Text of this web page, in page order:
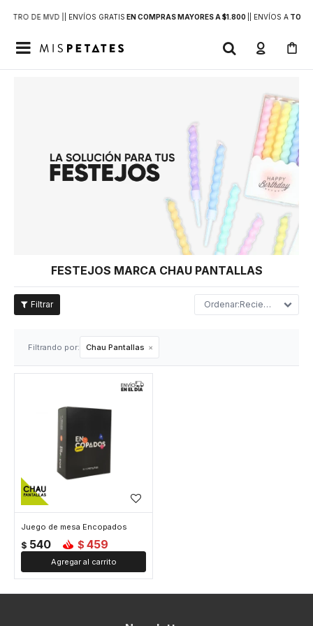
DE MVD | | ENVÍOS GRATIS EN COMPRAS MAYORES A $1.800 | ENVÍOS ATODO

FESTEJOS MARCA CHAU PANTALLAS
Recientes
Filtrando por: Chau Pantallas
Juego de mesa Encopados
$ 540 $ 459